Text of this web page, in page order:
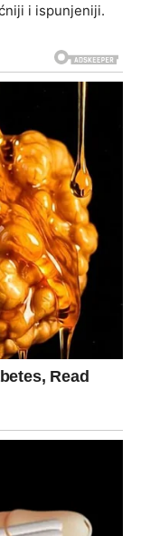
i ispunjeniji.